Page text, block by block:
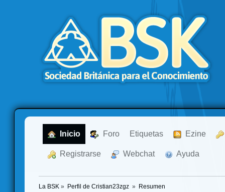
Inicio Foro Etiquetas Ezine
Registrarse Webchat Ayuda
La BSK » Perfil de Cristian23zgz » Resumen